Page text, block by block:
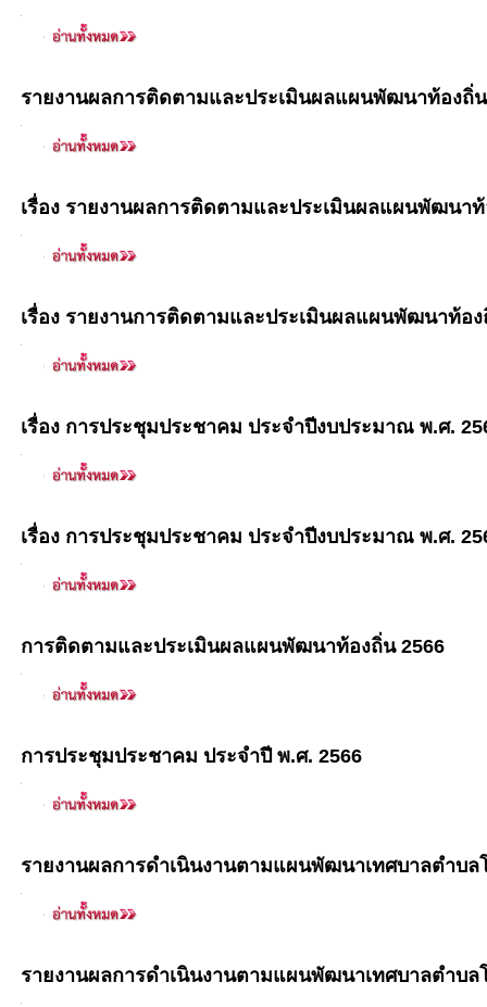
รายงานผลการติดตามและประเมินผลแผนพัฒนาท้องถิ่
เรื่อง รายงานผลการติดตามและประเมินผลแผนพัฒนา
เรื่อง รายงานการติดตามและประเมินผลแผนพัฒนาท้อ
เรื่อง การประชุมประชาคม ประจำปีงบประมาณ พ.ศ.
เรื่อง การประชุมประชาคม ประจำปีงบประมาณ พ.ศ.
การติดตามและประเมินผลแผนพัฒนาท้องถิ่น 2566
การประชุมประชาคม ประจำปี พ.ศ. 2566
รายงานผลการดำเนินงานตามแผนพัฒนาเทศบาลตำบ
รายงานผลการดำเนินงานตามแผนพัฒนาเทศบาลตำบ